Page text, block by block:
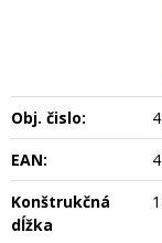
Obj. čislo:
EAN:
Konštrukčná
dĺžka